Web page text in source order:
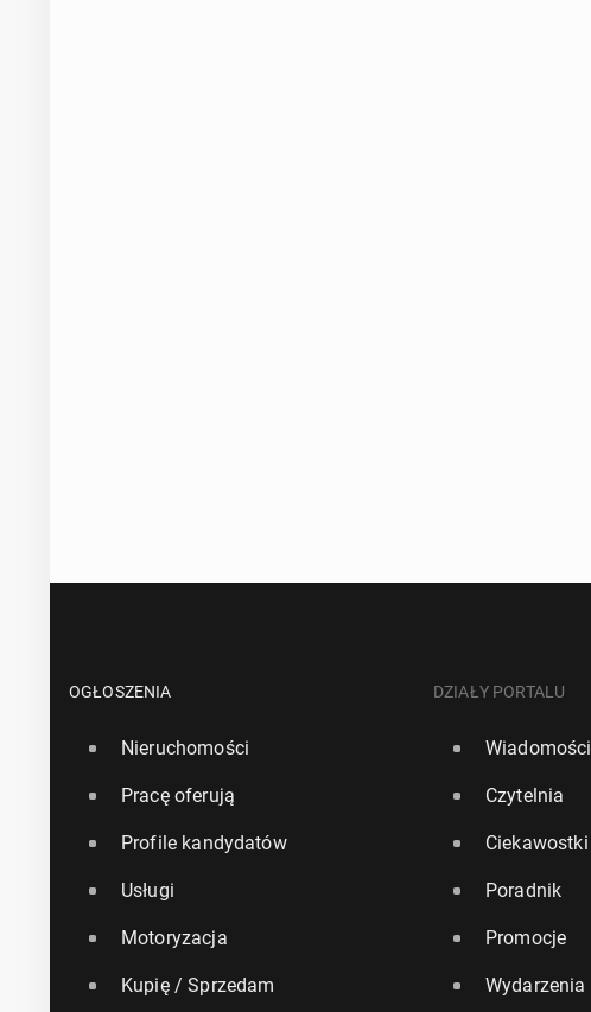
OGŁOSZENIA
Nieruchomości
Pracę oferują
Profile kandydatów
Usługi
Motoryzacja
Kupię / Sprzedam
DZIAŁY PORTALU
Wiadomości
Czytelnia
Ciekawostki
Poradnik
Promocje
Wydarzenia